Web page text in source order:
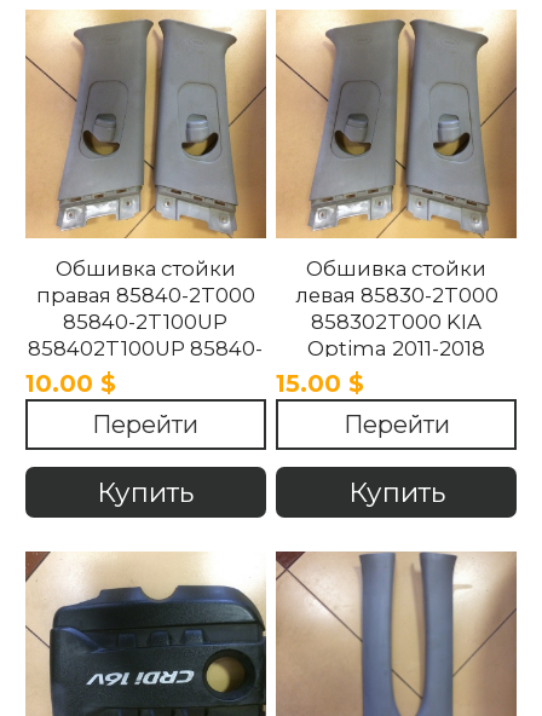
Обшивка стойки
правая 85840-2T000
85840-2T100UP
858402T100UP 85840-
2T100UP KIA Optima
2011-2018
10.00 $
Перейти
Купить
Обшивка стойки
левая 85830-2T000
858302T000 KIA
Optima 2011-2018
15.00 $
Перейти
Купить